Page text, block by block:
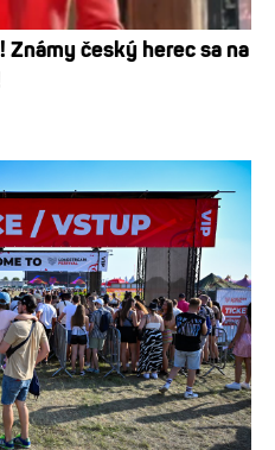
Známy český herec sa na